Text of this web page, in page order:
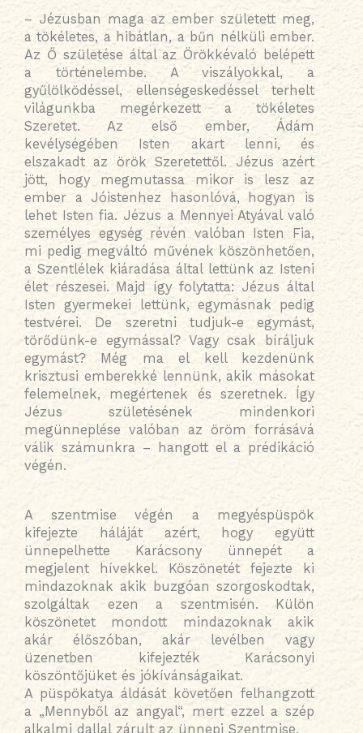
– Jézusban maga az ember született meg,
a tökéletes, a hibátlan, a bűn nélküli ember.
Az Ő születése által az Örökkévaló belépett
a történelembe. A viszályokkal, a
gyűlölködéssel, ellenségeskedéssel terhelt
világunkba megérkezett a tökéletes
Szeretet. Az első ember, Ádám
kevélységében Isten akart lenni, és
elszakadt az örök Szeretettől. Jézus azért
jött, hogy megmutassa mikor is lesz az
ember a Jóistenhez hasonlóvá, hogyan is
lehet Isten fia. Jézus a Mennyei Atyával való
személyes egység révén valóban Isten Fia,
mi pedig megváltó művének köszönhetően,
a Szentlélek kiáradása által lettünk az Isteni
élet részesei. Majd így folytatta: Jézus által
Isten gyermekei lettünk, egymásnak pedig
testvérei. De szeretni tudjuk-e egymást,
törődünk-e egymással? Vagy csak bíráljuk
egymást? Még ma el kell kezdenünk
krisztusi emberekké lennünk, akik másokat
felemelnek, megértenek és szeretnek. Így
Jézus születésének mindenkori
megünneplése valóban az öröm forrásává
válik számunkra – hangott el a prédikáció
végén.
A szentmise végén a megyéspüspök
kifejezte háláját azért, hogy együtt
ünnepelhette Karácsony ünnepét a
megjelent hívekkel. Köszönetét fejezte ki
mindazoknak akik buzgóan szorgoskodtak,
szolgáltak ezen a szentmisén. Külön
köszönetet mondott mindazoknak akik
akár élőszóban, akár levélben vagy
üzenetben kifejezték Karácsonyi
köszöntőjüket és jókívánságaikat.
A püspökatya áldását követően felhangzott
a „Mennyből az angyal“, mert ezzel a szép
alkalmi dallal zárult az ünnepi Szentmise.